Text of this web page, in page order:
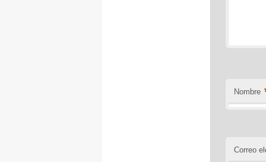
Nombre
Correo